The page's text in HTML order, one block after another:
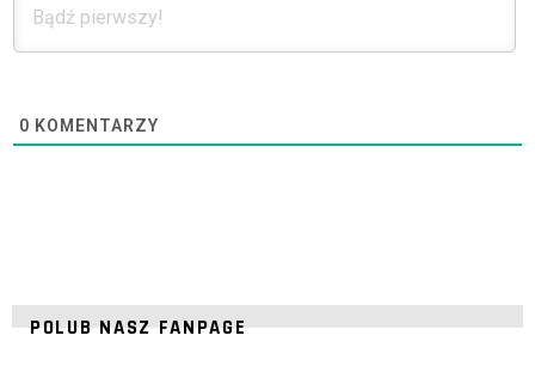
0 KOMENTARZY
POLUB NASZ FANPAGE